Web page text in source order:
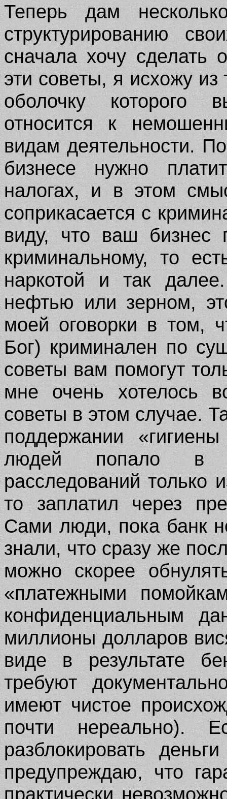
Теперь дам
структурированию
сначала хочу сделать
эти советы, я исхожу
оболочку которого
относится к
видам деятельности.
бизнесе нужно
налогах, и в этом
соприкасается с
виду, что ваш бизнес
криминальному, то
наркотой и так
нефтью или зерном,
моей оговорки в том,
Бог) криминален по
советы вам помогут
мне очень хотелось
советы в этом случае.
поддержании
людей попало в
расследований только
то заплатил через
Сами люди, пока банк
знали, что сразу же
можно скорее
«платежными
конфиденциальным
миллионы долларов
виде в результате
требуют
имеют чистое
почти нереально).
разблокировать
предупреждаю, что
практически